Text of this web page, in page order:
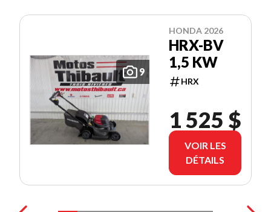
9
HONDA 2026
HRX-BV
1,5 KW
HRX
1 525 $
VOIR LES
DÉTAILS